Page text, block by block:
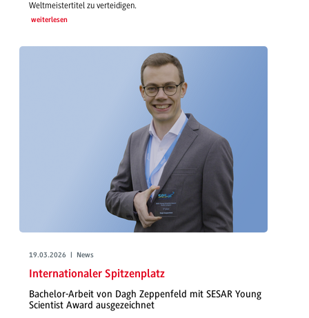
Weltmeistertitel zu verteidigen.
weiterlesen
19.03.2026 | News
Internationaler Spitzenplatz
Bachelor-Arbeit von Dagh Zeppenfeld mit SESAR Young
Scientist Award ausgezeichnet